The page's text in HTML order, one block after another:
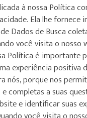
à nossa Política
Ela lhe fornece
Dados de Busca
você visita o nosso
Política é importante
experiência positiva
nós, porque nos
completas a suas
e identificar suas